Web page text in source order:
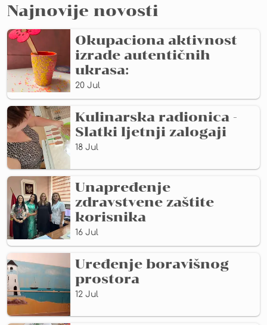
Najnovije novosti
Okupaciona aktivnost
izrade autentičnih
ukrasa:
20 Jul
Kulinarska radionica -
Slatki ljetnji zalogaji
18 Jul
Unapređenje
zdravstvene zaštite
korisnika
16 Jul
Uređenje boravišnog
prostora
12 Jul